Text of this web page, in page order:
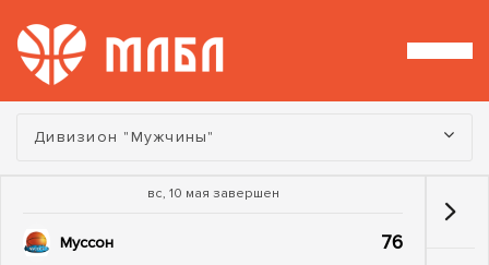
Турнир:
Дивизион "Мужчины"
вс, 10 мая завершен
Муссон 76